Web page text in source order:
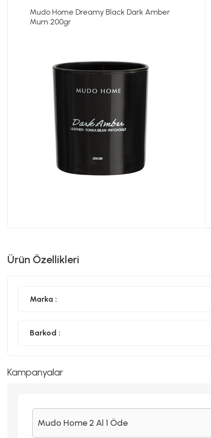
Mudo Home Dreamy Black Dark Amber
Mum 200gr
Ürün Özellikleri
Marka :
Barkod :
Kampanyalar
Mudo Home 2 Al 1 Öde